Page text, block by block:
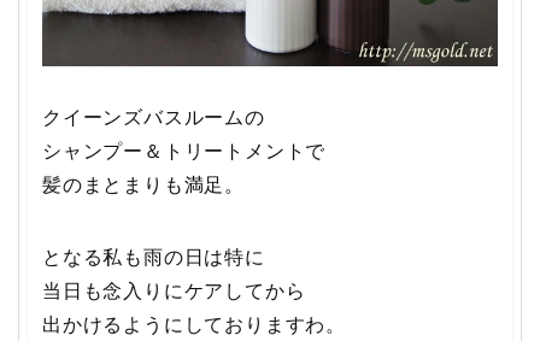
クイーンズバスルームの
シャンプー＆トリートメントで
髪のまとまりも満足。
となる私も雨の日は特に
当日も念入りにケアしてから
出かけるようにしておりますわ。